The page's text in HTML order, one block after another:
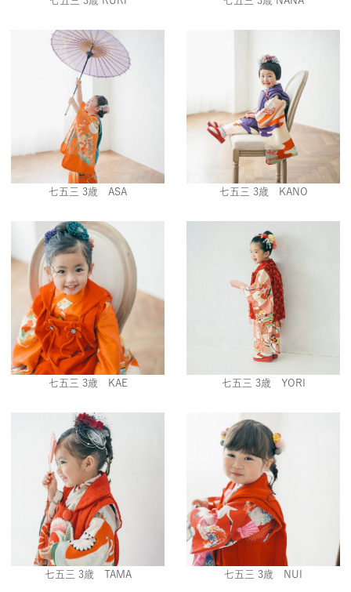
七五三 3歳 ASA 七五三 3歳 KANO
七五三 3歳 KAE 七五三 3歳 YORI
七五三 3歳 TAMA 七五三 3歳 NUI